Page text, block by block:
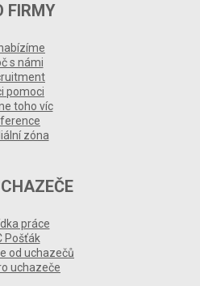
FIRMY
s námi
pomoci
toho víc
zóna
práce
Pošťák
od uchazečů
uchazeče